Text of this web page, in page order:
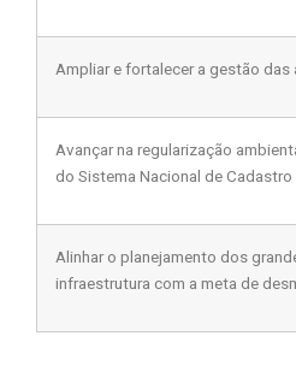
Ampliar e fortalecer a gestão
Avançar na regularização
do Sistema Nacional de Cadastro
Alinhar o planejamento dos
infraestrutura com a meta de